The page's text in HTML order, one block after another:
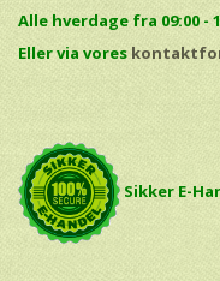
Alle hverdage fra 09:00 -
Eller via vores
Sikker E-